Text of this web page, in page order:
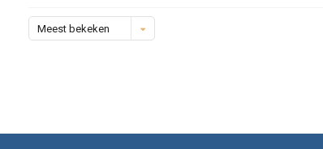
Meest bekeken